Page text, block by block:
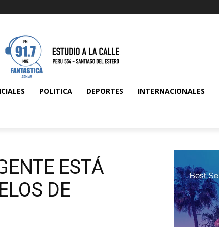
POLITICA DEPORTES INTERNACIONALES
ESTÁ
DE